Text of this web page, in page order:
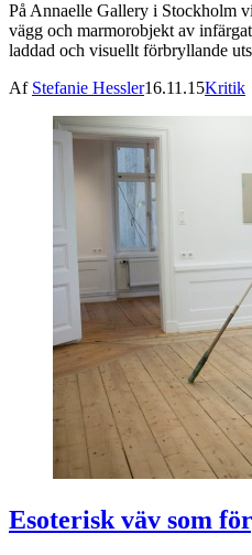
På Annaelle Gallery i Stockholm
vägg och marmorobjekt av
laddad och visuellt förbryllande
Af Stefanie Hessler16.11.15Kritik
Esoterisk väv som